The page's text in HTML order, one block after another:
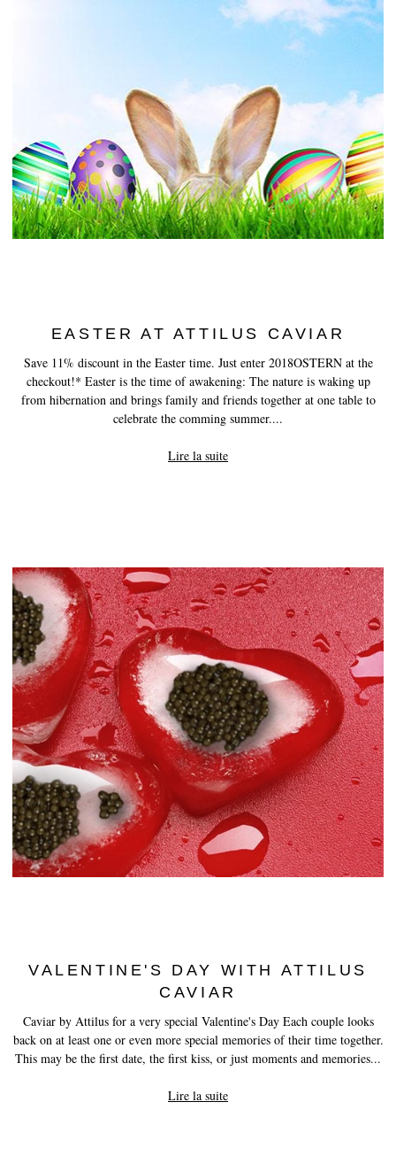
EASTER AT ATTILUS CAVIAR
Save 11% discount in the Easter time. Just enter 2018OSTERN at the
checkout!* Easter is the time of awakening: The nature is waking up
from hibernation and brings family and friends together at one table to
celebrate the comming summer....
Lire la suite
VALENTINE'S DAY WITH ATTILUS
CAVIAR
Caviar by Attilus for a very special Valentine's Day Each couple looks
back on at least one or even more special memories of their time together.
This may be the first date, the first kiss, or just moments and memories...
Lire la suite